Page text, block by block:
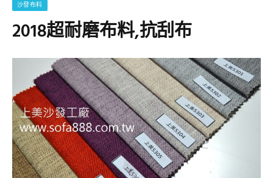
沙發布料
2018超耐磨布料,抗刮布